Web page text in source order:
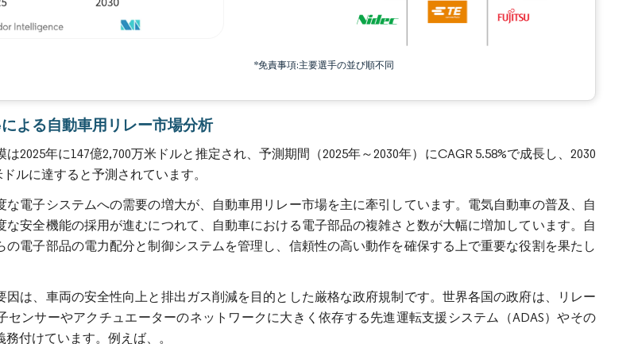
*免責事項:主要選手の並び順不同
よる自動車用リレー市場分析
2025年に147億2,700万米ドルと推定され、予測期間（2025年～2030年）にCAGR 5.58%で成長し、2030
ルに達すると予測されています。
な電子システムへの需要の増大が、自動車用リレー市場を主に牽引しています。電気自動車の普及、自
な安全機能の採用が進むにつれて、自動車における電子部品の複雑さと数が大幅に増加しています。自
の電子部品の電力配分と制御システムを管理し、信頼性の高い動作を確保する上で重要な役割を果たし
因は、車両の安全性向上と排出ガス削減を目的とした厳格な政府規制です。世界各国の政府は、リレー
センサーやアクチュエーターのネットワークに大きく依存する先進運転支援システム（ADAS）やその
付けています。例えば、。